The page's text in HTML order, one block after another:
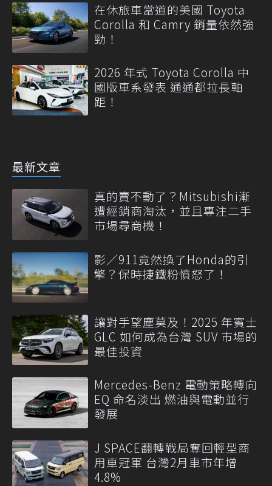
在休旅車當道的美國 Toyota
Corolla 和 Camry 銷量依然強
勁！
2026 年式 Toyota Corolla 中
國版車系發表 通通都拉長軸
距！
最新文章
真的賣不動了？Mitsubishi漸
遭經銷商淘汰，並且專注二手
市場尋商機！
影／911竟然換了Honda的引
擎？保時捷鐵粉憤怒了！
讓對手望塵莫及！2025 年賓士
GLC 如何成為台灣 SUV 市場的
最佳投資
Mercedes-Benz 電動策略轉向
EQ 命名淡出 燃油與電動並行
發展
J SPACE翻轉戰局奪回輕型商
用車冠軍 台灣2月車市年增
4.8%